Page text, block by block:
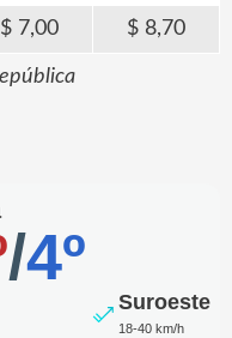
7,00 8,70
/4º
Suroeste
18-40 km/h